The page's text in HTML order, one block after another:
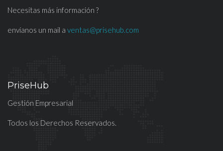
Necesitas más información ?
envíanos un mail a ventas@prisehub.com
PriseHub
Gestión Empresarial
Todos los Derechos Reservados.